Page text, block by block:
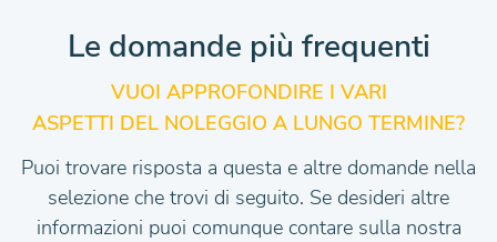
Le domande più frequenti
VUOI APPROFONDIRE I VARI
ASPETTI DEL NOLEGGIO A LUNGO TERMINE?
Puoi trovare risposta a questa e altre domande nella
selezione che trovi di seguito. Se desideri altre
informazioni puoi comunque contare sulla nostra